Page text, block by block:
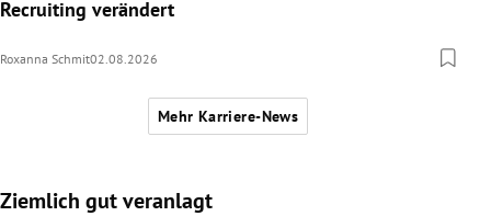
Recruiting verändert
Roxanna Schmit02.08.2026
Mehr Karriere-News
Ziemlich gut veranlagt